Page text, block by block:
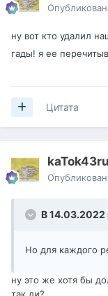
ну вот кто удалил
гады! я ее
Цитата
В 14.03.2022
Но для каждого
ну это же хотя бы